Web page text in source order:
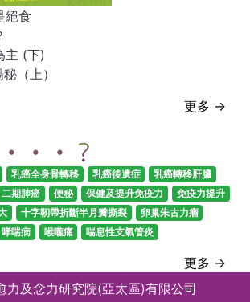
絕食
主 (下)
（上）
更多 →
乳癌全身骨轉移 乳癌後遺症
乳癌轉移肝臟
二期肺癌 便秘 保健及提升免疫力
免疫力提升
十字靭帶折斷半月瓣撕裂
卵巢朱古力瘤
哮喘病 喉嚨痛 喘息性支氣管炎
更多 →
力及念力研究院(亞太區)有限公司